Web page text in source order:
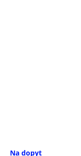
Na dopyt